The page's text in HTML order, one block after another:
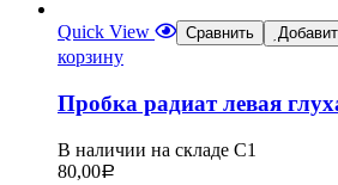
Quick View Сравнить
корзину
Пробка радиат левая
В наличии на складе С1
80,00Р